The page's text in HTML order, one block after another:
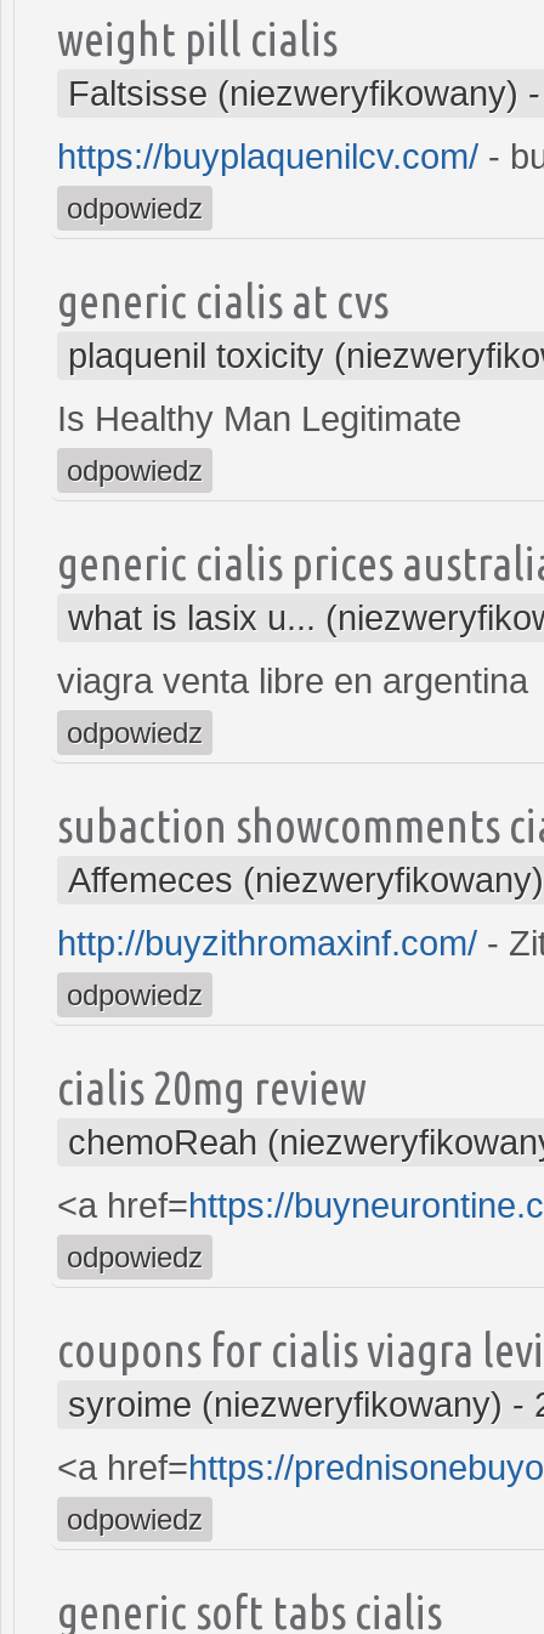
weight pill cialis
Faltsisse (niezweryfikowany)
https://buyplaquenilcv.com/ -
odpowiedz
generic cialis at cvs
plaquenil toxicity
Is Healthy Man Legitimate
odpowiedz
generic cialis prices
what is lasix u...
viagra venta libre en argentina
odpowiedz
subaction showcomments
Affemeces (niezweryfikowany)
http://buyzithromaxinf.com/ -
odpowiedz
cialis 20mg review
chemoReah
<a href=https://
odpowiedz
coupons for cialis viagra
syroime (niezweryfikowany) -
<a href=https://
odpowiedz
generic soft tabs cialis